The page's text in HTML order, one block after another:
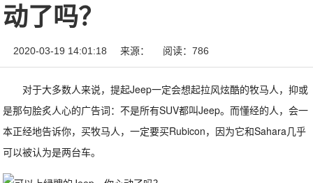
动了吗？
2020-03-19 14:01:18 来源： 阅读：786
对于大多数人来说，提起Jeep一定会想起拉风炫酷的牧马人，抑或
是那句脍炙人心的广告词：不是所有SUV都叫Jeep。而懂经的人，会一
本正经地告诉你，买牧马人，一定要买Rubicon，因为它和Sahara几乎
可以被认为是两台车。